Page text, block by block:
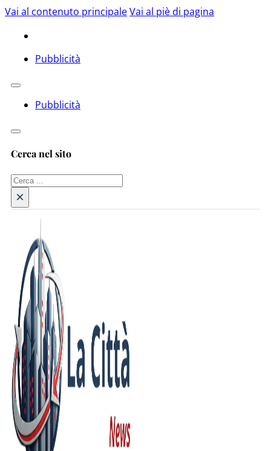
Vai al contenuto principaleVai al piè di pagina
Pubblicità
Pubblicità
Cerca nel sito
Cerca
×